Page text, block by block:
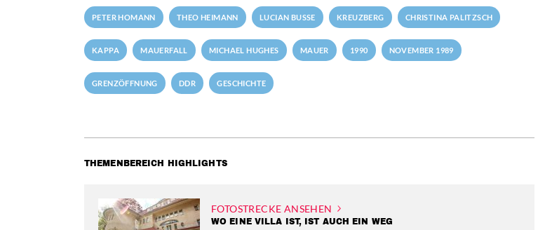
PETER HOMANN THEO HEIMANN LUCIAN BUSSE KREUZBERG CHRISTINA PALITZSCH
KAPPA MAUERFALL MICHAEL HUGHES MAUER 1990 NOVEMBER 1989
GRENZÖFFNUNG DDR GESCHICHTE
THEMENBEREICH HIGHLIGHTS
FOTOSTRECKE ANSEHEN
WO EINE VILLA IST, IST AUCH EIN WEG